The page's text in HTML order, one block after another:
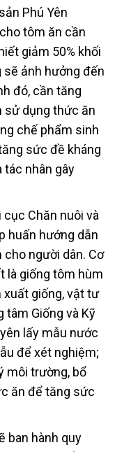
Phú Yên
tôm ăn cần
giảm 50% khối
sẽ ảnh hưởng đến
đó, cần tăng
sử dụng thức ăn
chế phẩm sinh
sức đề kháng
nhân gây
cục Chăn nuôi và
huấn hướng dẫn
người dân. Cơ
là giống tôm hùm
xuất giống, vật tư
tâm Giống và Kỹ
lấy mẫu nước
để xét nghiệm;
môi trường, bổ
ăn để tăng sức
ban hành quy